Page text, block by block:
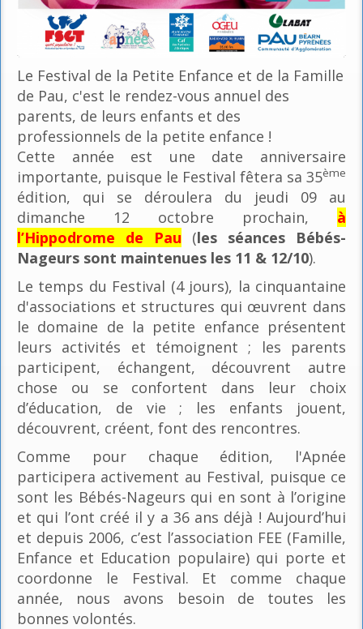
Le Festival de la Petite Enfance et de la Famille
de Pau, c'est le rendez-vous annuel des
parents, de leurs enfants et des
professionnels de la petite enfance !
Cette année est une date anniversaire
importante, puisque le Festival fêtera sa 35ème
édition, qui se déroulera du jeudi 09 au
dimanche 12 octobre prochain, à
l’Hippodrome de Pau (les séances Bébés-
Nageurs sont maintenues les 11 & 12/10).
Le temps du Festival (4 jours), la cinquantaine
d'associations et structures qui œuvrent dans
le domaine de la petite enfance présentent
leurs activités et témoignent ; les parents
participent, échangent, découvrent autre
chose ou se confortent dans leur choix
d’éducation, de vie ; les enfants jouent,
découvrent, créent, font des rencontres.
Comme pour chaque édition, l'Apnée
participera activement au Festival, puisque ce
sont les Bébés-Nageurs qui en sont à l’origine
et qui l’ont créé il y a 36 ans déjà ! Aujourd’hui
et depuis 2006, c’est l’association FEE (Famille,
Enfance et Education populaire) qui porte et
coordonne le Festival. Et comme chaque
année, nous avons besoin de toutes les
bonnes volontés.